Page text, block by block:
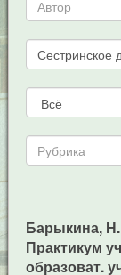
Барыкина,
Практикум
образоват.